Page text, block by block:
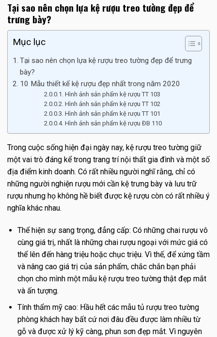
Tại sao nên chọn lựa kệ rượu treo tường đẹp để
trưng bày?
Mục lục
Tại sao nên chọn lựa kệ rượu treo tường đẹp để trưng
bày?
10 Mẫu thiết kế kệ rượu đẹp nhất trong năm 2020
Hình ảnh sản phẩm kệ rượu TT 103
Hình ảnh sản phẩm kệ rượu TT 102
Hình ảnh sản phẩm kệ rượu TT 101
Hình ảnh sản phẩm kệ rượu ĐB 110
Trong cuộc sống hiện đại ngày nay, kệ rượu treo tường giữ
một vai trò đáng kể trong trang trí nội thất gia đình và một số
địa điểm kinh doanh. Có rất nhiều người nghĩ rằng, chỉ có
những người nghiện rượu mới cần kệ trưng bày và lưu trữ
rượu nhưng họ không hề biết được kệ rượu còn có rất nhiều ý
nghĩa khác nhau.
Thể hiện sự sang trọng, đẳng cấp: Có những chai rượu vô
cùng giá trị, nhất là những chai rượu ngoại với mức giá có
thể lên đến hàng triệu hoặc chục triệu. Vì thế, để xứng tầm
và nâng cao giá trị của sản phẩm, chắc chắn bạn phải
chọn cho mình một mẫu kệ rượu treo tường thật đẹp mắt
và ấn tượng.
Tính thẩm mỹ cao: Hầu hết các mẫu tủ rượu treo tường
phòng khách hay bất cứ nơi đâu đều được làm nhiều từ
gỗ và được xử lý kỹ càng, phun sơn đẹp mắt. Vì nguyên